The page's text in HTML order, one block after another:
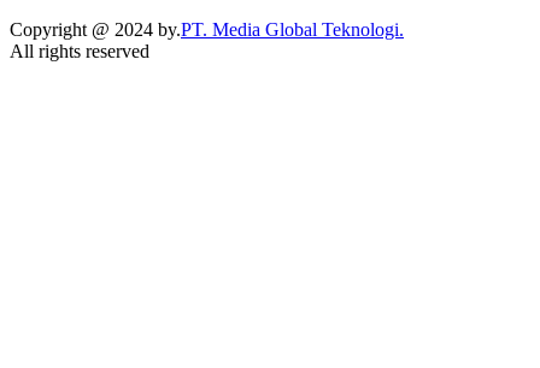
Copyright @ 2024 by.PT. Media Global Teknologi.
All rights reserved